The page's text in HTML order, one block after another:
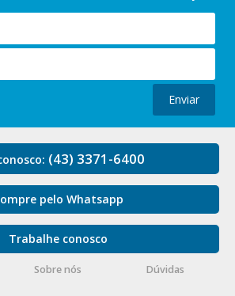
Enviar
(43) 3371-6400
pelo Whatsapp
Trabalhe conosco
Sobre nós Dúvidas